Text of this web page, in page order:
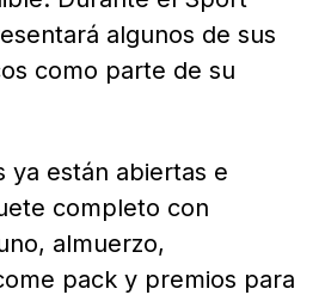
algunos de sus
como parte de su
ya están abiertas e
completo con
almuerzo,
pack y premios para